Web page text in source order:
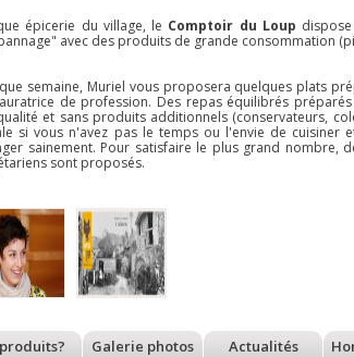
à Deux pois, deux
: epicerie
à Nandrin
Située sur la route
du Condroz, près
mesuresest une
épicerie
écoresponsable qui
propose des
produits
d'alimentation,
d'hygiène et
l'impact n&ea
Bienvenue aux Goffard
pâtes artisanales aux
vegan et aux insectes
Dans leur
épicerie du village, le Comptoir du Loup
avec des produits de grande consommation
semaine, Muriel vous proposera quelques plats
de profession. Des repas équilibrés
et sans produits additionnels (conservateurs,
si vous n'avez pas le temps ou l'envie de cuisiner
sainement. Pour satisfaire le plus grand nombre,
sont proposés.
Galerie photos Actualités